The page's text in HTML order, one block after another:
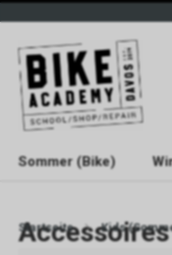
Sommer (Bike)
Startseite Kids
Accessoires